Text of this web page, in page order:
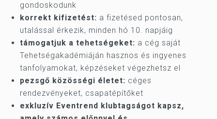
gondoskodunk
korrekt kifizetést: a fizetésed pontosan,
utalással érkezik, minden hó 10. napjáig
támogatjuk a tehetségeket: a cég saját
Tehetségakadémiáján hasznos és ingyenes
tanfolyamokat, képzéseket végezhetsz el
pezsgő közösségi életet: céges
rendezvényeket, csapatépítőket
exkluzív Eventrend klubtagságot kapsz,